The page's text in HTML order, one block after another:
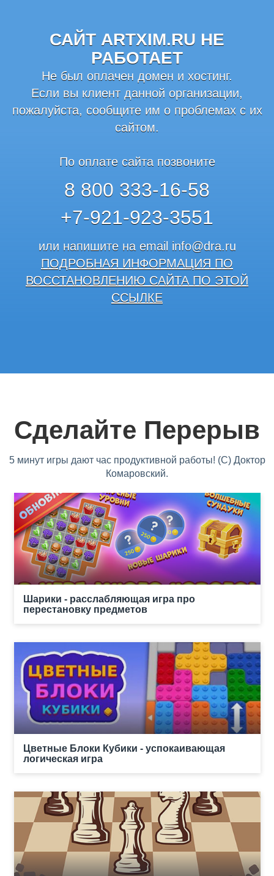
САЙТ ARTXIM.RU НЕ
РАБОТАЕТ
Не был оплачен домен и хостинг.
Если вы клиент данной организации,
пожалуйста, сообщите им о проблемах с их
сайтом.
По оплате сайта позвоните
8 800 333-16-58
+7-921-923-3551
или напишите на email info@dra.ru
ПОДРОБНАЯ ИНФОРМАЦИЯ ПО
ВОССТАНОВЛЕНИЮ САЙТА ПО ЭТОЙ
ССЫЛКЕ
Сделайте Перерыв
5 минут игры дают час продуктивной работы! (С) Доктор
Комаровский.
Шарики - расслабляющая игра про
перестановку предметов
Цветные Блоки Кубики - успокаивающая
логическая игра